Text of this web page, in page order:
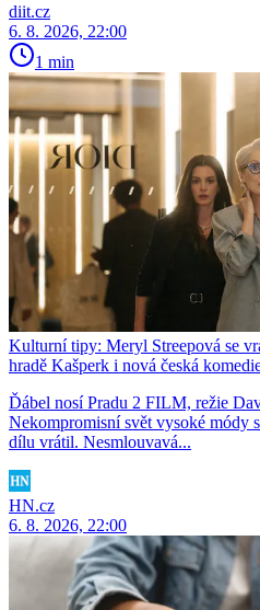
diit.cz
6. 8. 2026, 22:00
1 min
Kulturní tipy: Meryl Streepová se
hradě Kašperk i nová česká
Ďábel nosí Pradu 2 FILM, režie
Nekompromisní svět vysoké módy
dílu vrátil. Nesmlouvavá...
HN.cz
6. 8. 2026, 22:00